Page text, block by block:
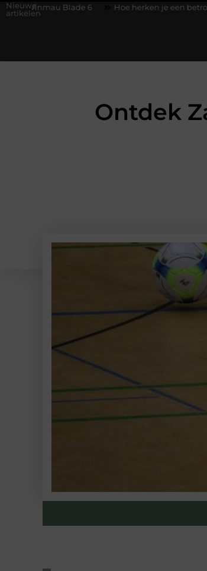
Nieuwe
artikelen
6 Hoe herken je een betrouwbare
Ontdek